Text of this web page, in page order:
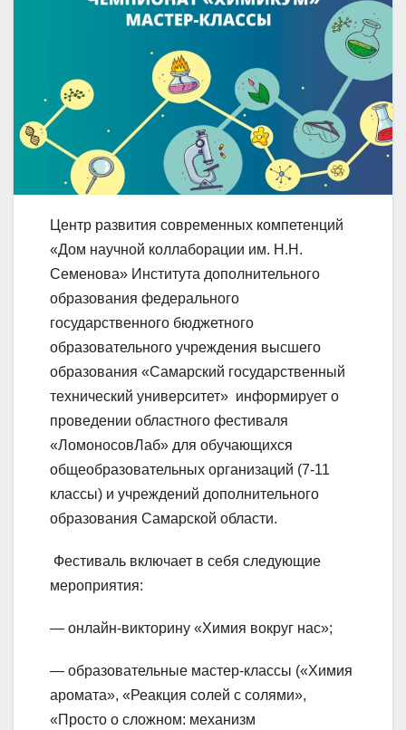
Центр развития современных компетенций
«Дом научной коллаборации им. Н.Н.
Семенова» Института дополнительного
образования федерального
государственного бюджетного
образовательного учреждения высшего
образования «Самарский государственный
технический университет» информирует о
проведении областного фестиваля
«ЛомоносовЛаб» для обучающихся
общеобразовательных организаций (7-11
классы) и учреждений дополнительного
образования Самарской области.
Фестиваль включает в себя следующие
мероприятия:
— онлайн-викторину «Химия вокруг нас»;
— образовательные мастер-классы («Химия
аромата», «Реакция солей с солями»,
«Просто о сложном: механизм